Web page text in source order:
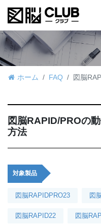
ホーム FAQ 図脳
図脳RAPID/PROの
方法
対象製品
図脳RAPIDPRO23 図
図脳RAPID22 図脳